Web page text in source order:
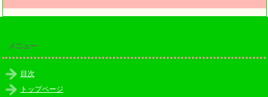
メニュー
目次
トップページ